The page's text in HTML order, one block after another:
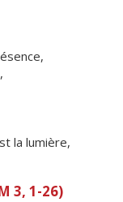
la lumière,
3, 1-26)